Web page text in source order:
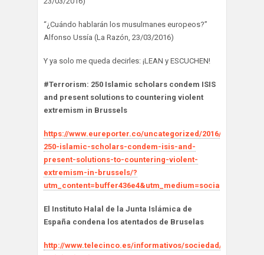
“¿Cuándo hablarán los musulmanes europeos?”
Alfonso Ussía (La Razón, 23/03/2016)
Y ya solo me queda decirles: ¡LEAN y ESCUCHEN!
#Terrorism: 250 Islamic scholars condem ISIS
and present solutions to countering violent
extremism in Brussels
https://www.eureporter.co/uncategorized/2016/03/17/
250-islamic-scholars-condem-isis-and-
present-solutions-to-countering-violent-
extremism-in-brussels/?
El Instituto Halal de la Junta Islámica de
España condena los atentados de Bruselas
http://www.telecinco.es/informativos/sociedad/Instituto-